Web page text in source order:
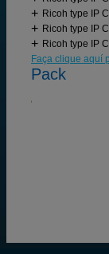
Ricoh type IP
Ricoh type IP
Ricoh type IP
Faça clique aquí
Pack